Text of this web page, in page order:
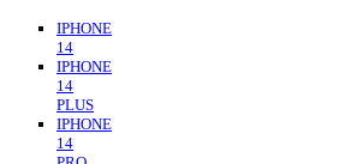
IPHONE
14
IPHONE
14
PLUS
IPHONE
14